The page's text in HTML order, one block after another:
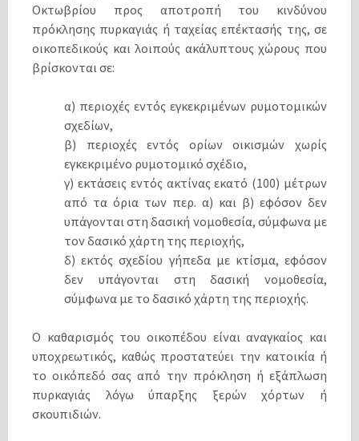
Οκτωβρίου προς αποτροπή του κινδύνου
πρόκλησης πυρκαγιάς ή ταχείας επέκτασής της, σε
οικοπεδικούς και λοιπούς ακάλυπτους χώρους που
βρίσκονται σε:
α) περιοχές εντός εγκεκριμένων ρυμοτομικών
σχεδίων,
β) περιοχές εντός ορίων οικισμών χωρίς
εγκεκριμένο ρυμοτομικό σχέδιο,
γ) εκτάσεις εντός ακτίνας εκατό (100) μέτρων
από τα όρια των περ. α) και β) εφόσον δεν
υπάγονται στη δασική νομοθεσία, σύμφωνα με
τον δασικό χάρτη της περιοχής,
δ) εκτός σχεδίου γήπεδα με κτίσμα, εφόσον
δεν υπάγονται στη δασική νομοθεσία,
σύμφωνα με το δασικό χάρτη της περιοχής.
Ο καθαρισμός του οικοπέδου είναι αναγκαίος και
υποχρεωτικός, καθώς προστατεύει την κατοικία ή
το οικόπεδό σας από την πρόκληση ή εξάπλωση
πυρκαγιάς λόγω ύπαρξης ξερών χόρτων ή
σκουπιδιών.